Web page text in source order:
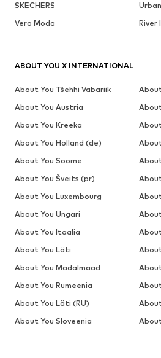
SKECHERS
Vero Moda
River
ABOUT YOU X INTERNATIONAL
About You Tšehhi Vabariik
About You Austria
About You Kreeka
About You Holland (de)
About You Soome
About You Šveits (pr)
About You Luxembourg
About You Ungari
About You Itaalia
About You Läti
About You Madalmaad
About You Rumeenia
About You Läti (RU)
About You Sloveenia